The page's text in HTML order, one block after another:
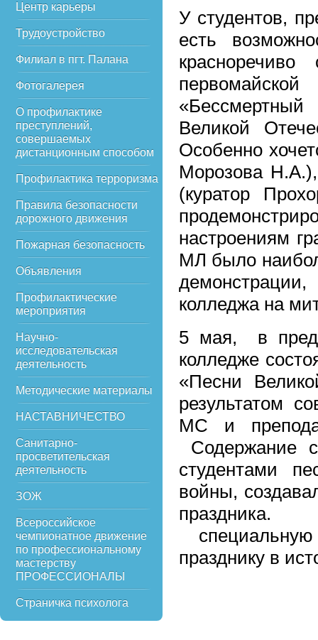
Центр карьеры
Трудоустройство
Филиал в пгт. Палана
Фотогалерея
О профилактике
преступлений,
совершаемых
дистанционным способом
Профилактика терроризма
Правила безопасности
дорожного движения
Пожарная безопасность
Объявления
Профилактические
мероприятия
Научно-
исследовательская
деятельность
Методические материалы
НАСТАВНИЧЕСТВО
Санитарно-
просветительская
деятельность
ЗОЖ
Всероссийское
чемпионатное движение
по профессиональному
мастерству
ПРОФЕССИОНАЛЫ
Страничка психолога
У студентов,
есть
Великой
Особенно
Морозова
(куратор
настроениям
МЛ было
колледжа на
5 мая, в
колледже
«Песни
результатом
МС и
Содержание
студентами
войны,
праздника.
празднику в